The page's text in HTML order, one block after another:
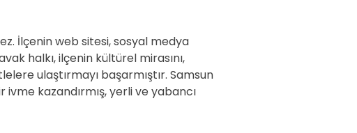
İlçenin web sitesi, sosyal medya
halkı, ilçenin kültürel mirasını,
ulaştırmayı başarmıştır. Samsun
kazandırmış, yerli ve yabancı